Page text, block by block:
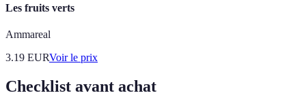
Les fruits verts
Ammareal
3.19 EURVoir le prix
Checklist avant achat